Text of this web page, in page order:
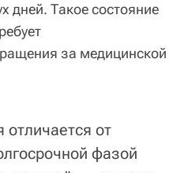
дней. Такое состояние
за медицинской
от
фазой